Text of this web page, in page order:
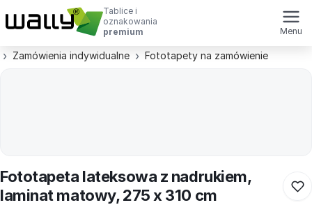
Tablice i
oznakowania
premium
Menu
Zamówienia indywidualne Fototapety na zamówienie
Fototapeta lateksowa z nadrukiem,
laminat matowy, 275 x 310 cm